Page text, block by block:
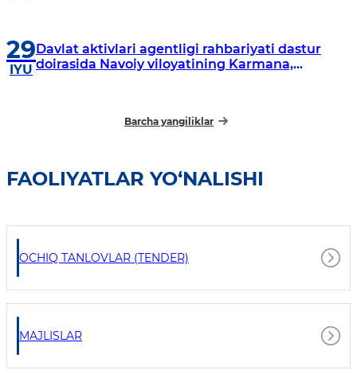
29
IYU
Davlat aktivlari agentligi rahbariyati dastur
doirasida Navoiy viloyatining Karmana,
Barcha yangiliklar
FAOLIYATLAR YO‘NALISHI
OCHIQ TANLOVLAR (TENDER)
MAJLISLAR